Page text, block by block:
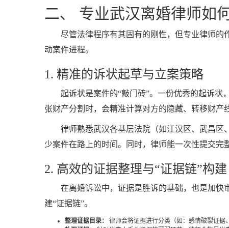
二、 专业武汉离婚律师如
尽管法律程序有其固有的刚性，但专业律师
动案件进程。
1. 精准的诉状起草与立案策略
起诉状是案件的“敲门砖”。一份优秀的起诉
张财产分割时，会精准计算对方的隐藏、转移财
律师熟悉武汉各基层法院（如江汉区、武昌
少案件在路上的时间。同时，律师能一次性提交
2. 高效的证据整理与“证据链”构建
在离婚诉讼中，证据是胜诉的基础，也是加
建“证据链”。
整理证据目录：
律师会将证据进行分类（如：感情破裂证据